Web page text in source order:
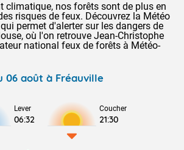
climatique, nos forêts sont de plus en
risques de feux. Découvrez la Météo
permet d'alerter sur les dangers de
où l'on retrouve Jean-Christophe
national feux de forêts à Météo-
06 août à Fréauville
Lever
06:32
Coucher
21:30